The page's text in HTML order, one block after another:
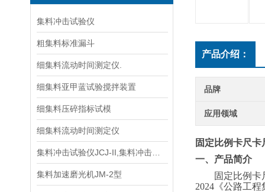
集料冲击试验仪
粗集料标准漏斗
细集料流动时间测定仪.
细集料亚甲蓝试验搅拌装置
细集料压碎指标试模
细集料流动时间测定仪
集料加速磨光机JM-2型
产品介绍：
品牌
应用领域
固定比例卡尺
一、产品简介
固定比例卡
2024 《公路工程